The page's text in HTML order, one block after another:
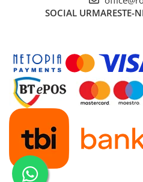
SOCIAL URMARESTE-